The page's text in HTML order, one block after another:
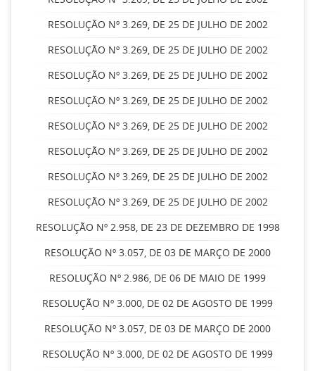
RESOLUÇÃO Nº 3.269, DE 25 DE JULHO DE 2002
RESOLUÇÃO Nº 3.269, DE 25 DE JULHO DE 2002
RESOLUÇÃO Nº 3.269, DE 25 DE JULHO DE 2002
RESOLUÇÃO Nº 3.269, DE 25 DE JULHO DE 2002
RESOLUÇÃO Nº 3.269, DE 25 DE JULHO DE 2002
RESOLUÇÃO Nº 3.269, DE 25 DE JULHO DE 2002
RESOLUÇÃO Nº 3.269, DE 25 DE JULHO DE 2002
RESOLUÇÃO Nº 3.269, DE 25 DE JULHO DE 2002
RESOLUÇÃO Nº 2.958, DE 23 DE DEZEMBRO DE 1998
RESOLUÇÃO Nº 3.057, DE 03 DE MARÇO DE 2000
RESOLUÇÃO Nº 2.986, DE 06 DE MAIO DE 1999
RESOLUÇÃO Nº 3.000, DE 02 DE AGOSTO DE 1999
RESOLUÇÃO Nº 3.057, DE 03 DE MARÇO DE 2000
RESOLUÇÃO Nº 3.000, DE 02 DE AGOSTO DE 1999